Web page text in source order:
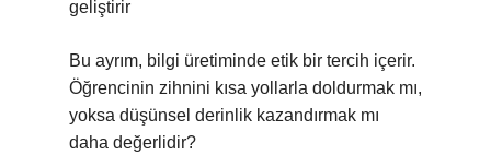
geliştirir
Bu ayrım, bilgi üretiminde etik bir tercih içerir.
Öğrencinin zihnini kısa yollarla doldurmak mı,
yoksa düşünsel derinlik kazandırmak mı
daha değerlidir?